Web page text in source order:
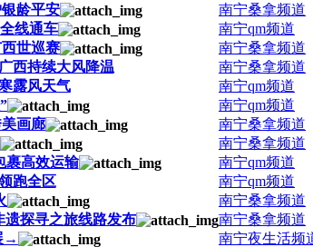
龄平安
南宁桑拿频道
线通车
南宁qm频道
世巡赛
南宁桑拿频道
西持续大风降温
南宁桑拿频道
露风天气​
南宁qm频道
南宁qm频道
画廊
南宁桑拿频道
南宁桑拿频道
裹高效运输
南宁qm频道
跑全区
南宁qm频道
南宁桑拿频道
遗探寻之旅线路发布
南宁桑拿频道
→
南宁夜生活频